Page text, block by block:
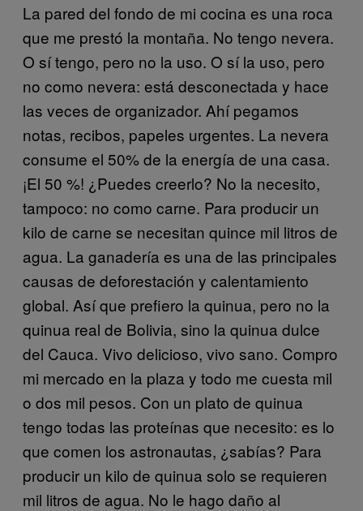
La pared del fondo de mi cocina es una roca
que me prestó la montaña. No tengo nevera.
O sí tengo, pero no la uso. O sí la uso, pero
no como nevera: está desconectada y hace
las veces de organizador. Ahí pegamos
notas, recibos, papeles urgentes. La nevera
consume el 50% de la energía de una casa.
¡El 50 %! ¿Puedes creerlo? No la necesito,
tampoco: no como carne. Para producir un
kilo de carne se necesitan quince mil litros de
agua. La ganadería es una de las principales
causas de deforestación y calentamiento
global. Así que prefiero la quinua, pero no la
quinua real de Bolivia, sino la quinua dulce
del Cauca. Vivo delicioso, vivo sano. Compro
mi mercado en la plaza y todo me cuesta mil
o dos mil pesos. Con un plato de quinua
tengo todas las proteínas que necesito: es lo
que comen los astronautas, ¿sabías? Para
producir un kilo de quinua solo se requieren
mil litros de agua. No le hago daño al